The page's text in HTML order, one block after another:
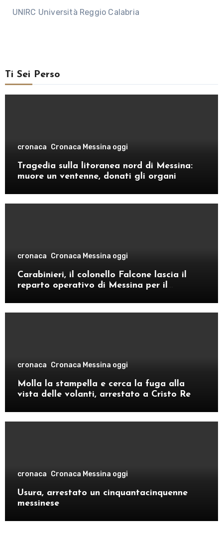
UNIRC Università Reggio Calabria
Ti Sei Perso
cronaca Cronaca Messina oggi
Tragedia sulla litoranea nord di Messina:
muore un ventenne, donati gli organi
cronaca Cronaca Messina oggi
Carabinieri, il colonello Falcone lascia il
reparto operativo di Messina per il
cronaca Cronaca Messina oggi
Molla la stampella e cerca la fuga alla
vista delle volanti, arrestato a Cristo Re
cronaca Cronaca Messina oggi
Usura, arrestato un cinquantacinquenne
messinese